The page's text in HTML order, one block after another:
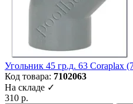
Угольник 45 гр.д. 63 Coraplax
Код товара: 7102063
На складе ✓
310 р.